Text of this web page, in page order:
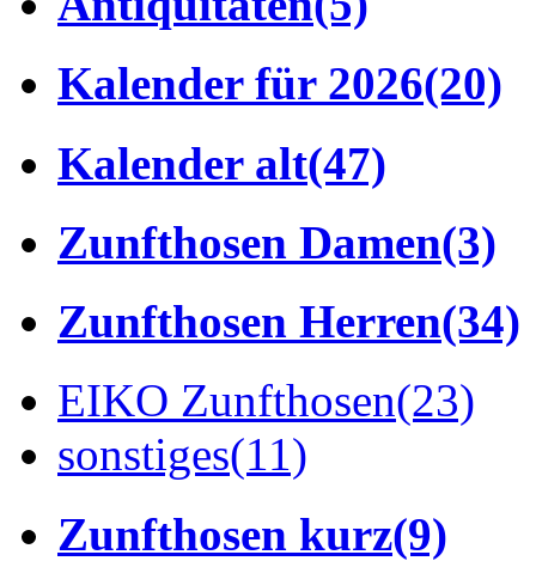
Kalender für 2026(20)
Kalender alt(47)
Zunfthosen Damen(3)
Zunfthosen Herren(34)
EIKO Zunfthosen(23)
sonstiges(11)
Zunfthosen kurz(9)